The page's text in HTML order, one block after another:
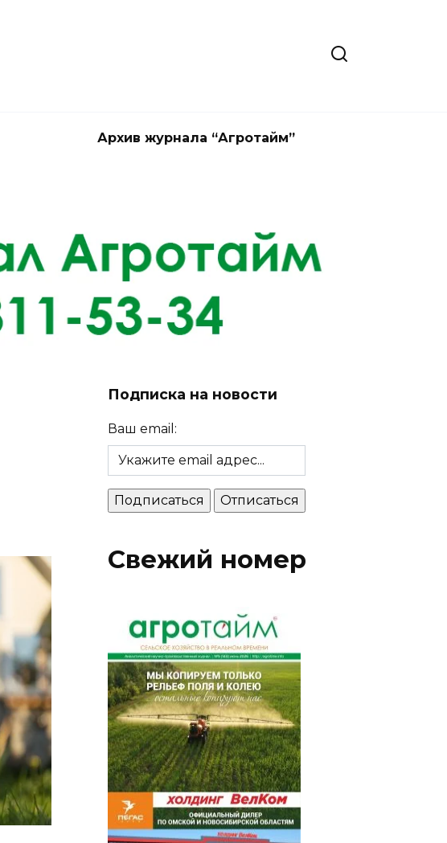
Архив журнала “Агротайм”
Подписка на новости
Ваш email:
Свежий номер